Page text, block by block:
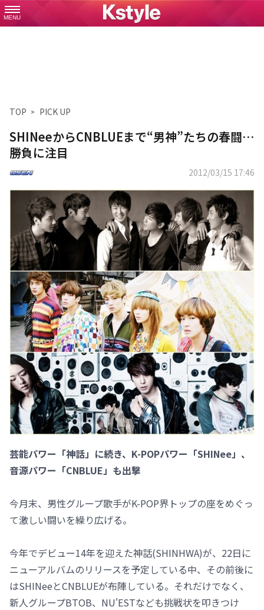
MENU
TOP PICK UP
SHINeeからCNBLUEまで“男神”たちの春闘…
勝負に注目
2012/03/15 17:46
芸能パワー「神話」に続き、K-POPパワー「SHINee」、
音源パワー「CNBLUE」も出撃
今月末、男性グループ歌手がK-POP界トップの座をめぐっ
て激しい闘いを繰り広げる。
今年でデビュー14年を迎えた神話(SHINHWA)が、22日に
ニューアルバムのリリースを予定している中、その前後に
はSHINeeとCNBLUEが布陣している。それだけでなく、
新人グループBTOB、NU'ESTなども挑戦状を叩きつけ